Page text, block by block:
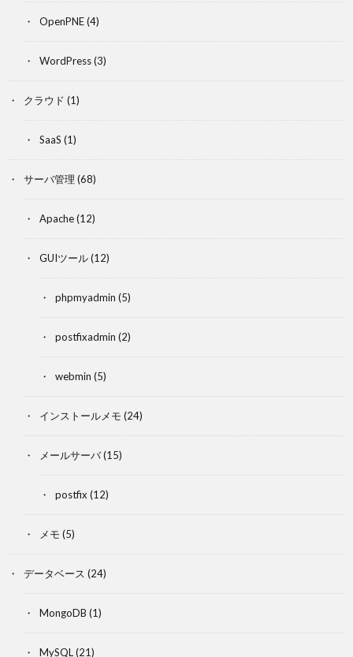
OpenPNE(4)
WordPress(3)
クラウド (1)
SaaS (1)
サーバ管理 (68)
Apache(12)
GUIツール(12)
phpmyadmin (5)
postfixadmin (2)
webmin (5)
インストールメモ (24)
メールサーバ(15)
postfix (12)
メモ (5)
データベース (24)
MongoDB (1)
MySQL(21)